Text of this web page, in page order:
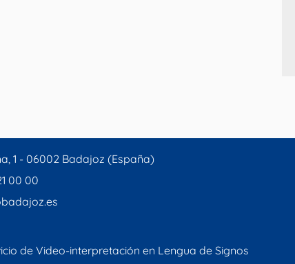
1 - 06002 Badajoz (España)
00 00
de Video-interpretación en Lengua de Signos